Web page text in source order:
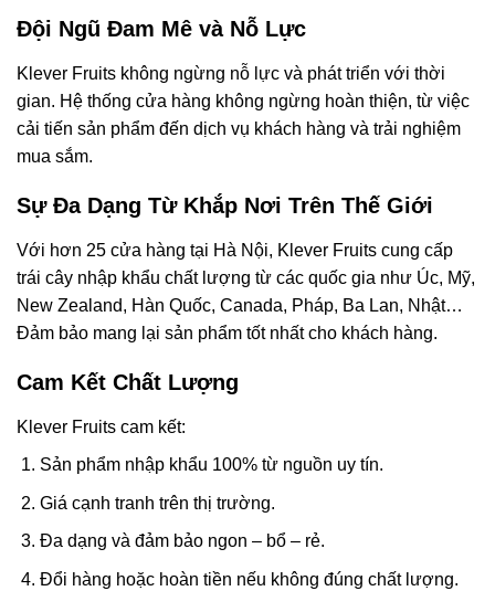
Đội Ngũ Đam Mê và Nỗ Lực
Klever Fruits không ngừng nỗ lực và phát triển với thời
gian. Hệ thống cửa hàng không ngừng hoàn thiện, từ việc
cải tiến sản phẩm đến dịch vụ khách hàng và trải nghiệm
mua sắm.
Sự Đa Dạng Từ Khắp Nơi Trên Thế Giới
Với hơn 25 cửa hàng tại Hà Nội, Klever Fruits cung cấp
trái cây nhập khẩu chất lượng từ các quốc gia như Úc, Mỹ,
New Zealand, Hàn Quốc, Canada, Pháp, Ba Lan, Nhật…
Đảm bảo mang lại sản phẩm tốt nhất cho khách hàng.
Cam Kết Chất Lượng
Klever Fruits cam kết:
Sản phẩm nhập khẩu 100% từ nguồn uy tín.
Giá cạnh tranh trên thị trường.
Đa dạng và đảm bảo ngon – bổ – rẻ.
Đổi hàng hoặc hoàn tiền nếu không đúng chất lượng.